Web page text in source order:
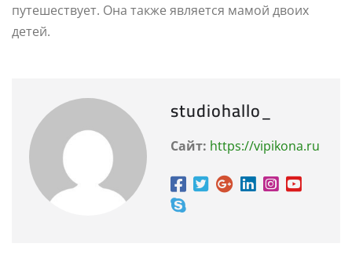
путешествует. Она также является мамой двоих
детей.
studiohallo_
Сайт: https://vipikona.ru